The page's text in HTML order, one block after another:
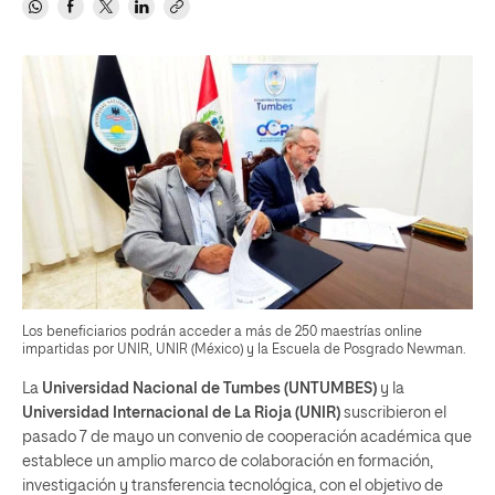
Los beneficiarios podrán acceder a más de 250 maestrías online
impartidas por UNIR, UNIR (México) y la Escuela de Posgrado Newman.
La Universidad Nacional de Tumbes (UNTUMBES) y la
Universidad Internacional de La Rioja (UNIR) suscribieron el
pasado 7 de mayo un convenio de cooperación académica que
establece un amplio marco de colaboración en formación,
investigación y transferencia tecnológica, con el objetivo de